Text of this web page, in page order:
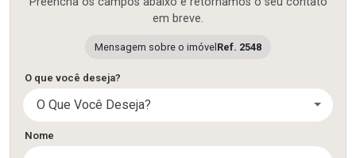
em breve.
Mensagem sobre o imóvel Ref. 2548
O que você deseja?
O Que Você Deseja?
Nome